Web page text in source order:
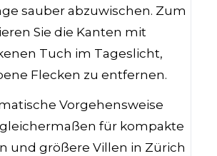
sauber abzuwischen. Zum
Sie die Kanten mit
Tuch im Tageslicht,
Flecken zu entfernen.
Vorgehensweise
für kompakte
und größere Villen in Zürich